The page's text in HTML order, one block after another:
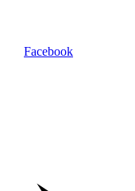
Facebook